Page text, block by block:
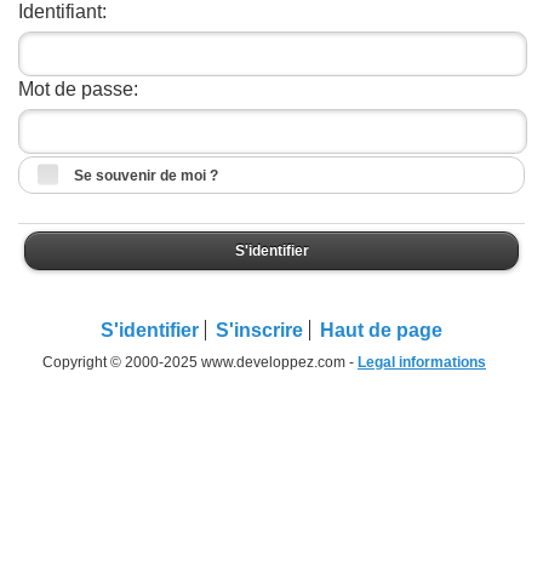
Identifiant:
Mot de passe:
Se souvenir de moi ?
S'identifier
S'identifier S'inscrire Haut de page
Copyright © 2000-2025 www.developpez.com - Legal informations